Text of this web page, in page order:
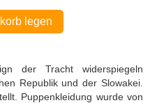
legen
der Tracht widerspiegeln
Republik und der Slowakei.
Puppenkleidung wurde von